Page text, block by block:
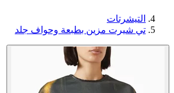
التيشرتات
تي شيرت مزين بطبعة وحواف جلد